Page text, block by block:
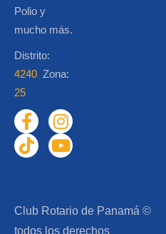
Polio y
mucho más.
Distrito:
4240 Zona:
25
Club Rotario de Panamá ©
todos los derechos